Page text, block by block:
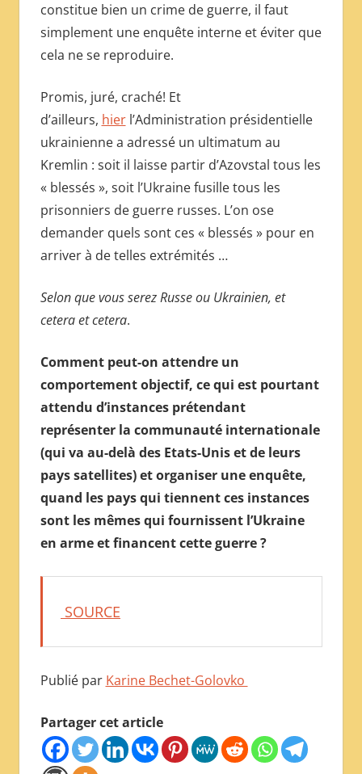
constitue bien un crime de guerre, il faut
simplement une enquête interne et éviter que
cela ne se reproduire.
Promis, juré, craché! Et
d’ailleurs, hierl’Administration présidentielle
ukrainienne a adressé un ultimatum au
Kremlin : soit il laisse partir d’Azovstal tous les
« blessés », soit l’Ukraine fusille tous les
prisonniers de guerre russes. L’on ose
demander quels sont ces « blessés » pour en
arriver à de telles extrémités …
Selon que vous serez Russe ou Ukrainien, et
cetera et cetera.
Comment peut-on attendre un
comportement objectif, ce qui est pourtant
attendu d’instances prétendant
représenter la communauté internationale
(qui va au-delà des Etats-Unis et de leurs
pays satellites) et organiser une enquête,
quand les pays qui tiennent ces instances
sont les mêmes qui fournissent l’Ukraine
en arme et financent cette guerre ?
SOURCE
Publié par Karine Bechet-Golovko
Partager cet article